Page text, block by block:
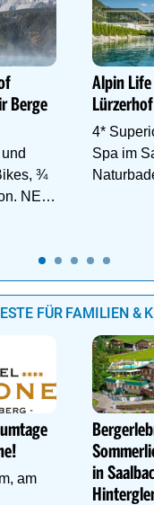
Berge
¾
NEU:
Alpin
Lürzerhof
4*
Spa im
FÜR FAMILIEN &
am
in